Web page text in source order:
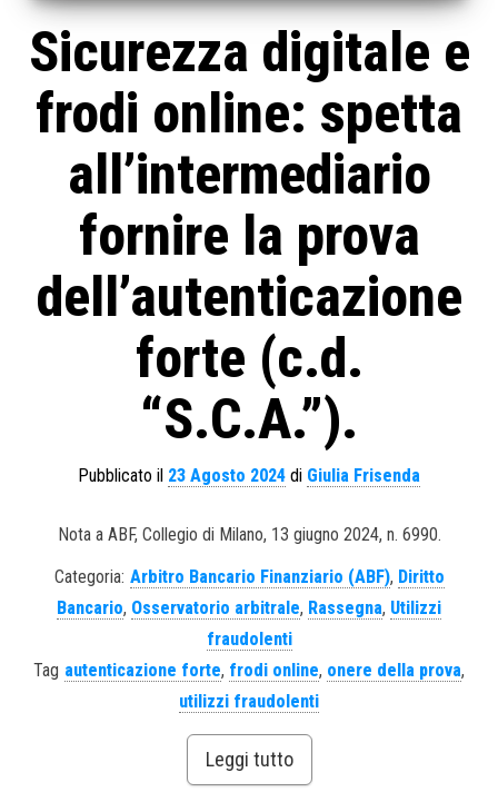
Sicurezza digitale e
frodi online: spetta
all’intermediario
fornire la prova
dell’autenticazione
forte (c.d.
“S.C.A.”).
Pubblicato il 23 Agosto 2024 di Giulia Frisenda
Nota a ABF, Collegio di Milano, 13 giugno 2024, n. 6990.
Categoria: Arbitro Bancario Finanziario (ABF), Diritto
Bancario, Osservatorio arbitrale, Rassegna, Utilizzi
fraudolenti
Tag autenticazione forte, frodi online, onere della prova,
utilizzi fraudolenti
Leggi tutto